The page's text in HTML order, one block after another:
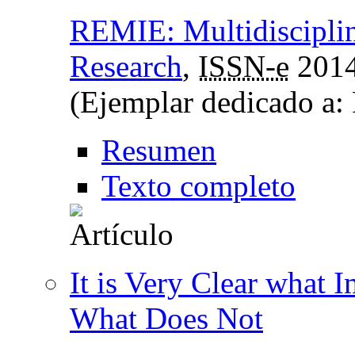
REMIE:
Research, ISSN-e
(Ejemplar dedicado
Resumen
Texto completo
It is Very Clear what
What Does Not